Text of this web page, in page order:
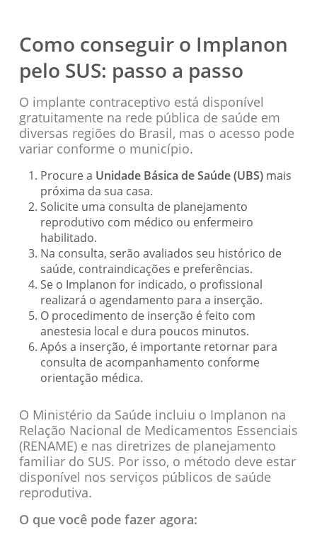
Como conseguir o Implanon
pelo SUS: passo a passo
O implante contraceptivo está disponível
gratuitamente na rede pública de saúde em
diversas regiões do Brasil, mas o acesso pode
variar conforme o município.
Procure a Unidade Básica de Saúde (UBS)mais
próxima da sua casa.
Solicite uma consulta de planejamento
reprodutivo com médico ou enfermeiro
habilitado.
Na consulta, serão avaliados seu histórico de
saúde, contraindicações e preferências.
Se o Implanon for indicado, o profissional
realizará o agendamento para a inserção.
O procedimento de inserção é feito com
anestesia local e dura poucos minutos.
Após a inserção, é importante retornar para
consulta de acompanhamento conforme
orientação médica.
O Ministério da Saúde incluiu o Implanon na
Relação Nacional de Medicamentos Essenciais
(RENAME) e nas diretrizes de planejamento
familiar do SUS. Por isso, o método deve estar
disponível nos serviços públicos de saúde
reprodutiva.
O que você pode fazer agora: